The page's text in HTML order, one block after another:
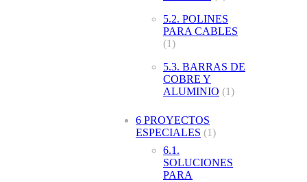
5.2. POLINES
PARA CABLES
(1)
5.3. BARRAS DE
COBRE Y
ALUMINIO (1)
6 PROYECTOS
ESPECIALES (1)
6.1.
SOLUCIONES
PARA